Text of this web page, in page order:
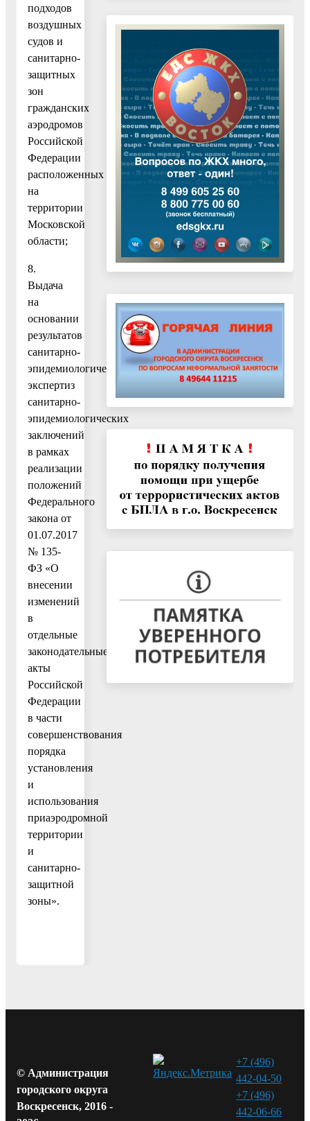
подходов
воздушных
судов и
санитарно-
защитных
зон
гражданских
аэродромов
Российской
Федерации
расположенных
на
территории
Московской
области;
8.
Выдача
на
основании
результатов
санитарно-
эпидемиологических
экспертиз
санитарно-
эпидемиологических
заключений
в рамках
реализации
положений
Федерального
закона от
01.07.2017
№ 135-
ФЗ «О
внесении
изменений
в
отдельные
законодательные
акты
Российской
Федерации
в части
совершенствования
порядка
установления
и
использования
приаэродромной
территории
и
санитарно-
защитной
зоны».
© Администрация
городского округа
Воскресенск, 2016 -
+7 (496)
442-04-50
+7 (496)
442-06-66